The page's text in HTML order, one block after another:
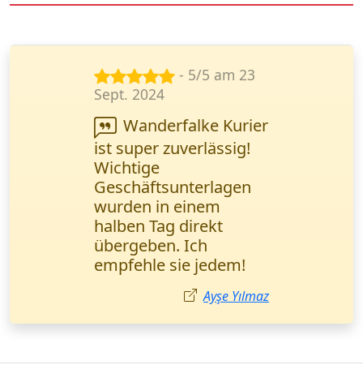
- 3/5 am 16
Apr. 2024
Ich habe eine
dringende Lieferung
von Kleingut (1 Palette)
bestellt. Alles schnell,
aber der Fahrer war
wegen Stau leicht
verspätet. Insgesamt
guter Service.
Matthias Bauer